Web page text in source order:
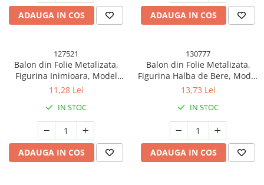
ADAUGA IN COS ADAUGA IN COS
127521
Balon din Folie Metalizata,
Figurina Inimioara, Model
Happy Valentine&#039;s Day,
Ambalaj Individual, Pai Inclus,
Umflare cu Aer sau Heliu,
Rosu
11,28 Lei
IN STOC
ADAUGA IN COS
130777
Balon din Folie Metalizata,
Figurina Halba de Bere, Model
Cheers, Tematica Petrecere,
Pai Inclus, Umflare cu Aer sau
Heliu, Galben
13,73 Lei
IN STOC
ADAUGA IN COS